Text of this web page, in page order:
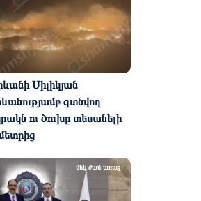
Սիլիկյան
գտնվող
ու ծուխը տեսանելի
մեկ ժամ առաջ